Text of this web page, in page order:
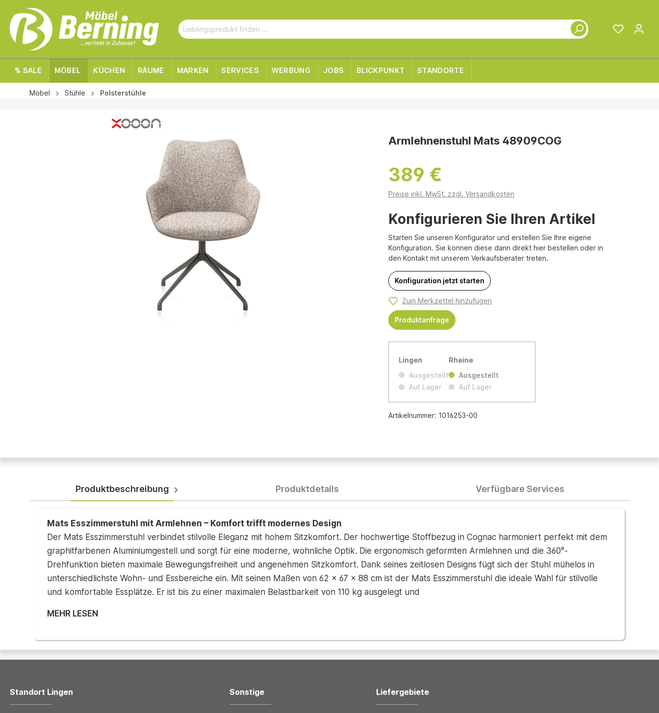
% SALE MÖBEL KÜCHEN RÄUME MARKEN SERVICES WERBUNG JOBS BLICKPUNKT STANDORTE
Möbel Stühle Polsterstühle
Armlehnenstuhl Mats 48909COG
389 €
Preise inkl. MwSt. zzgl. Versandkosten
Konfigurieren Sie Ihren Artikel
Starten Sie unseren Konfigurator und erstellen Sie Ihre eigene
Konfiguration. Sie können diese dann direkt hier bestellen oder in
den Kontakt mit unserem Verkaufsberater treten.
Konfiguration jetzt starten
Zum Merkzettel hinzufügen
Produktanfrage
Lingen
Ausgestellt
Auf Lager
Rheine
Ausgestellt
Auf Lager
Artikelnummer: 1016253-00
Produktbeschreibung Produktdetails Verfügbare Services
Mats Esszimmerstuhl mit Armlehnen – Komfort trifft modernes Design
Der Mats Esszimmerstuhl verbindet stilvolle Eleganz mit hohem Sitzkomfort. Der hochwertige Stoffbezug in Cognac harmoniert perfekt mit dem
graphitfarbenen Aluminiumgestell und sorgt für eine moderne, wohnliche Optik. Die ergonomisch geformten Armlehnen und die 360°-
Drehfunktion bieten maximale Bewegungsfreiheit und angenehmen Sitzkomfort. Dank seines zeitlosen Designs fügt sich der Stuhl mühelos in
unterschiedlichste Wohn- und Essbereiche ein. Mit seinen Maßen von 62 × 67 × 88 cm ist der Mats Esszimmerstuhl die ideale Wahl für stilvolle
und komfortable Essplätze. Er ist bis zu einer maximalen Belastbarkeit von 110 kg ausgelegt und
MEHR LESEN
Standort Lingen Sonstige Liefergebiete